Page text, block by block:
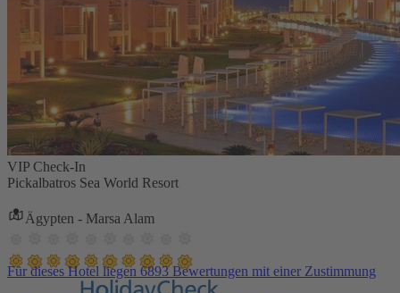
VIP Check-In
Pickalbatros Sea World Resort
Ägypten - Marsa Alam
Für dieses Hotel liegen 6893 Bewertungen mit einer Zustimmung